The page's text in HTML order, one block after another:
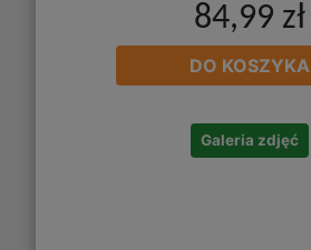
84,99 zł
DO KOSZYKA
Galeria zdjęć